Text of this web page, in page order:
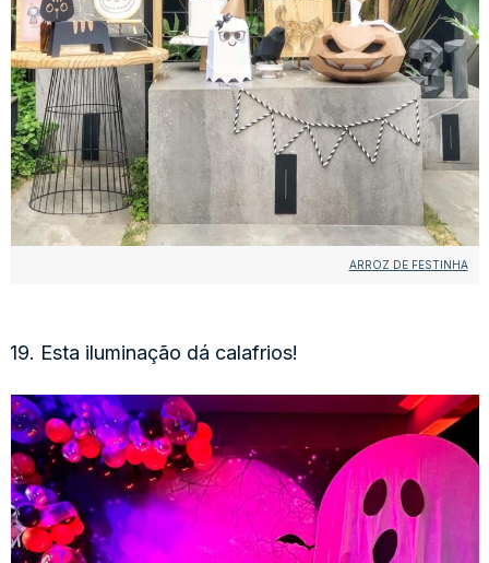
ARROZ DE FESTINHA
19. Esta iluminação dá calafrios!